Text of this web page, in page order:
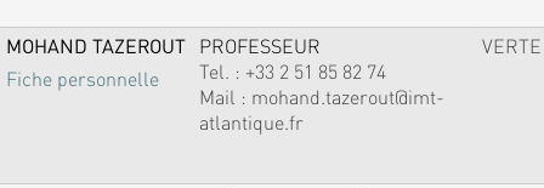
MOHAND TAZEROUT
Fiche personnelle
PROFESSEUR
Tel. : +33 2 51 85 82 74
Mail : mohand.tazerout@imt-
atlantique.fr
VERTE